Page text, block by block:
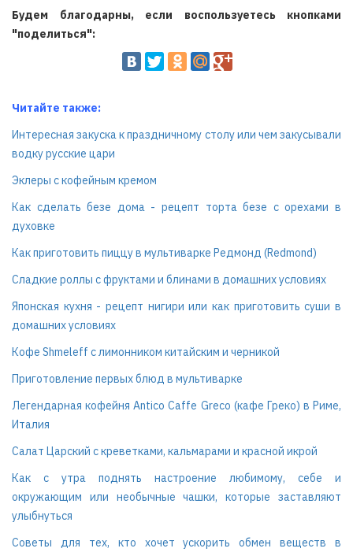
Будем благодарны, если воспользуетесь кнопками
"поделиться":
Читайте также:
Интересная закуска к праздничному столу или чем закусывали
водку русские цари
Эклеры с кофейным кремом
Как сделать безе дома - рецепт торта безе с орехами в
духовке
Как приготовить пиццу в мультиварке Редмонд (Redmond)
Сладкие роллы с фруктами и блинами в домашних условиях
Японская кухня - рецепт нигири или как приготовить суши в
домашних условиях
Кофе Shmeleff с лимонником китайским и черникой
Приготовление первых блюд в мультиварке
Легендарная кофейня Antico Caffe Greco (кафе Греко) в Риме,
Италия
Салат Царский с креветками, кальмарами и красной икрой
Как с утра поднять настроение любимому, себе и
окружающим или необычные чашки, которые заставляют
улыбнуться
Советы для тех, кто хочет ускорить обмен веществ в